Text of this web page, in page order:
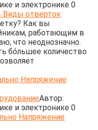
и электронике 0
Как вы
работающим в
что неоднозначно.
бо́льшее количество
Напряжение
Автор:
и электронике 0